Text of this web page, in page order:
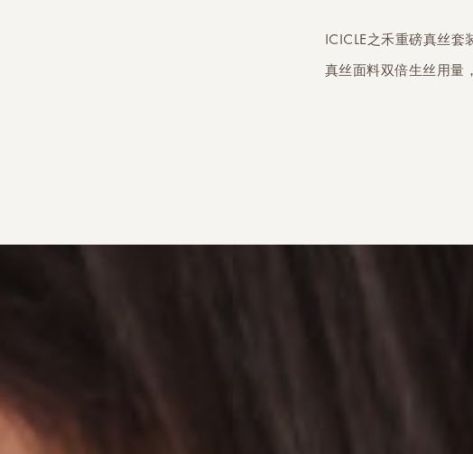
ICICLE之禾重磅真丝
真丝面料双倍生丝用量